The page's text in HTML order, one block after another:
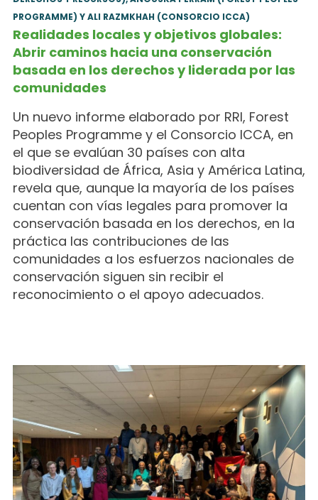
PROGRAMME) Y ALI RAZMKHAH (CONSORCIO ICCA)
Realidades locales y objetivos globales:
Abrir caminos hacia una conservación
basada en los derechos y liderada por las
comunidades
Un nuevo informe elaborado por RRI, Forest
Peoples Programme y el Consorcio ICCA, en
el que se evalúan 30 países con alta
biodiversidad de África, Asia y América Latina,
revela que, aunque la mayoría de los países
cuentan con vías legales para promover la
conservación basada en los derechos, en la
práctica las contribuciones de las
comunidades a los esfuerzos nacionales de
conservación siguen sin recibir el
reconocimiento o el apoyo adecuados.